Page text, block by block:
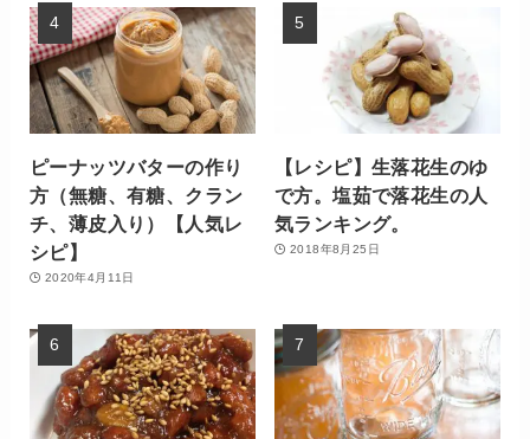
ピーナッツバターの作り
方（無糖、有糖、クラン
チ、薄皮入り）【人気レ
シピ】
2020年4月11日
【レシピ】生落花生のゆ
で方。塩茹で落花生の人
気ランキング。
2018年8月25日